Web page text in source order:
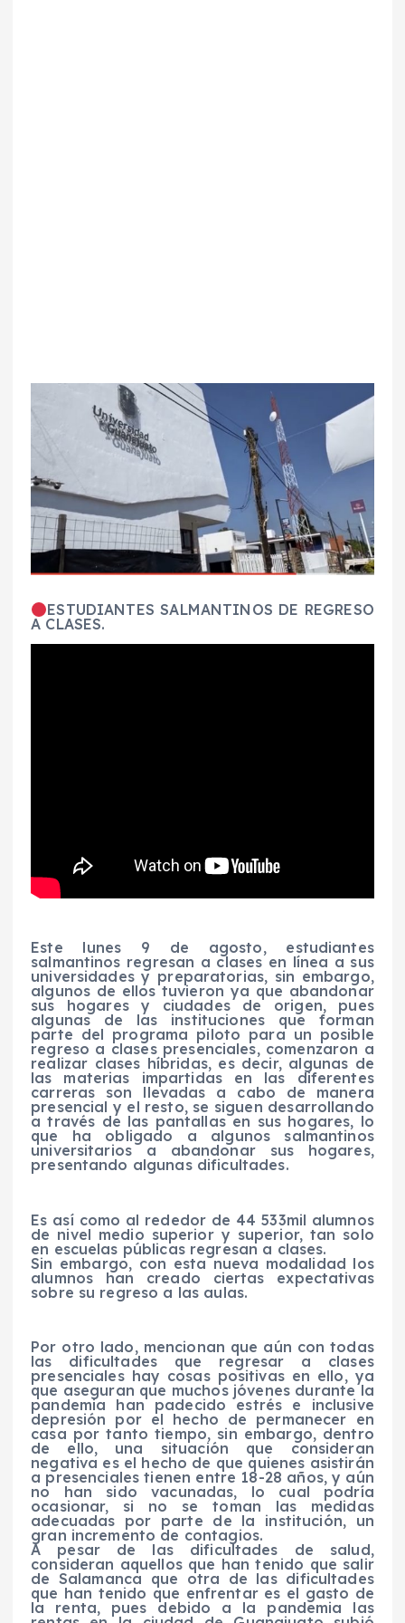
ESTUDIANTES SALMANTINOS DE REGRESO
A CLASES.
Este lunes 9 de agosto, estudiantes
salmantinos regresan a clases en línea a sus
universidades y preparatorias, sin embargo,
algunos de ellos tuvieron ya que abandonar
sus hogares y ciudades de origen, pues
algunas de las instituciones que forman
parte del programa piloto para un posible
regreso a clases presenciales, comenzaron a
realizar clases híbridas, es decir, algunas de
las materias impartidas en las diferentes
carreras son llevadas a cabo de manera
presencial y el resto, se siguen desarrollando
a través de las pantallas en sus hogares, lo
que ha obligado a algunos salmantinos
universitarios a abandonar sus hogares,
presentando algunas dificultades.
Es así como al rededor de 44 533mil alumnos
de nivel medio superior y superior, tan solo
en escuelas públicas regresan a clases.
Sin embargo, con esta nueva modalidad los
alumnos han creado ciertas expectativas
sobre su regreso a las aulas.
Por otro lado, mencionan que aún con todas
las dificultades que regresar a clases
presenciales hay cosas positivas en ello, ya
que aseguran que muchos jóvenes durante la
pandemia han padecido estrés e inclusive
depresión por el hecho de permanecer en
casa por tanto tiempo, sin embargo, dentro
de ello, una situación que consideran
negativa es el hecho de que quienes asistirán
a presenciales tienen entre 18-28 años, y aún
no han sido vacunadas, lo cual podría
ocasionar, si no se toman las medidas
adecuadas por parte de la institución, un
gran incremento de contagios.
A pesar de las dificultades de salud,
consideran aquellos que han tenido que salir
de Salamanca que otra de las dificultades
que han tenido que enfrentar es el gasto de
la renta, pues debido a la pandemia las